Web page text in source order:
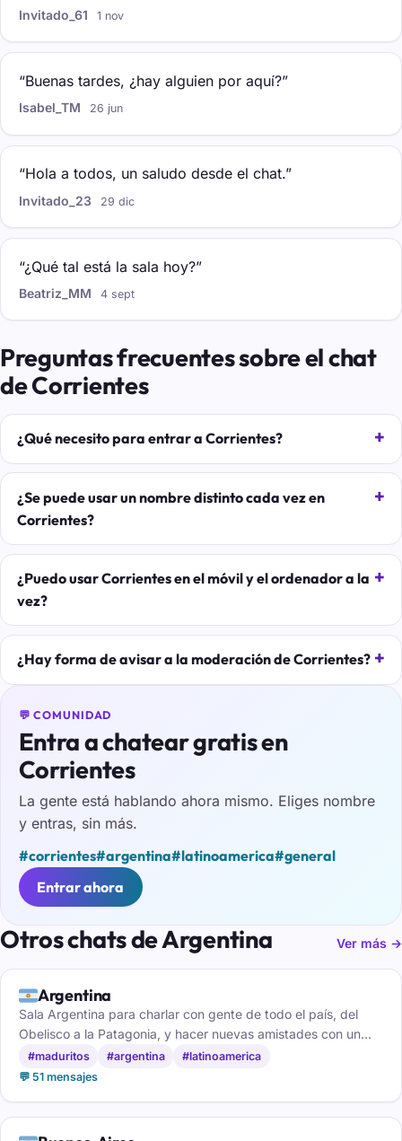
Invitado_61 1 nov
“Buenas tardes, ¿hay alguien por aquí?”
Isabel_TM 26 jun
“Hola a todos, un saludo desde el chat.”
Invitado_23 29 dic
“¿Qué tal está la sala hoy?”
Beatriz_MM 4 sept
Preguntas frecuentes sobre el chat
de Corrientes
¿Qué necesito para entrar a Corrientes?
¿Se puede usar un nombre distinto cada vez en
Corrientes?
¿Puedo usar Corrientes en el móvil y el ordenador a la
vez?
¿Hay forma de avisar a la moderación de Corrientes?
💬 COMUNIDAD
Entra a chatear gratis en
Corrientes
La gente está hablando ahora mismo. Eliges nombre
y entras, sin más.
#corrientes#argentina#latinoamerica#general
Entrar ahora
Otros chats de Argentina Ver más →
🇦🇷Argentina
Sala Argentina para charlar con gente de todo el país, del
Obelisco a la Patagonia, y hacer nuevas amistades con un
buen mate de por medio.
#maduritos #argentina
#latinoamerica
💬 51 mensajes